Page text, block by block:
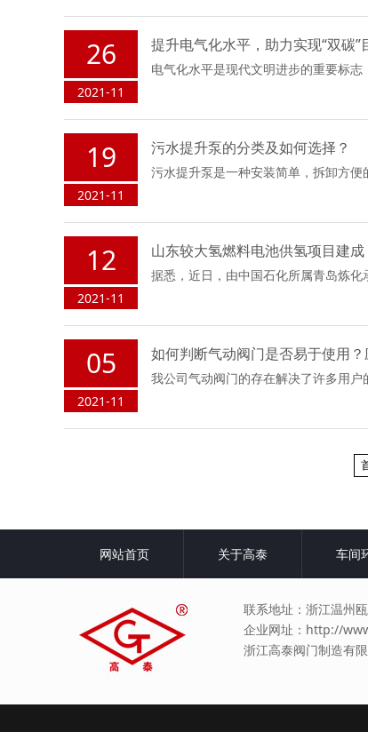
26
2021-11
提升电气化水平，助力实现“双碳”
电气化水平是现代文明进步的重要标志
19
2021-11
污水提升泵的分类及如何选择？
污水提升泵是一种安装简单，拆卸方便
12
2021-11
山东较大氢燃料电池供氢项目建成
据悉，近日，由中国石化所属青岛炼
05
2021-11
如何判断气动阀门是否易于使用
我公司气动阀门的存在解决了许多用户
网站首页 关于高泰 车间
联系地址：浙江温
企业网址： http://
浙江高泰阀门制造有